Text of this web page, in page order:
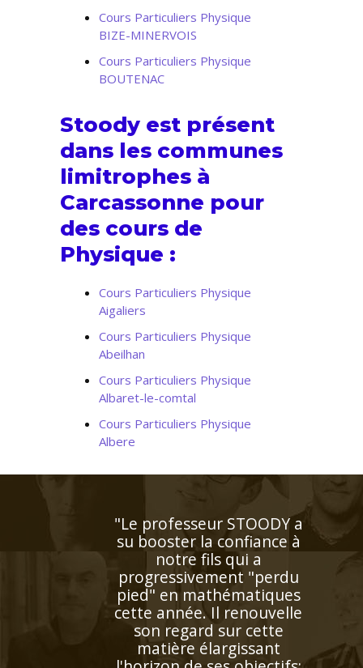
Cours Particuliers Physique
BIZE-MINERVOIS
Cours Particuliers Physique
BOUTENAC
Stoody est présent
dans les communes
limitrophes à
Carcassonne pour
des cours de
Physique :
Cours Particuliers Physique
Aigaliers
Cours Particuliers Physique
Abeilhan
Cours Particuliers Physique
Albaret-le-comtal
Cours Particuliers Physique
Albere
"Enseignant de très grande
qualité connaissant
parfaitement l'espagnol
puisqu'il s'agit de sa langue
natale. Très doué pour
enseigner, il prépare
excellemment ses cours.
Bref un modèle"